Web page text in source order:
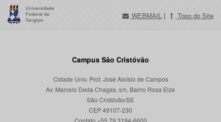
WEBMAIL | Topo do Site
Campus São Cristóvão
Cidade Univ. Prof. José Aloísio de Campos
Av. Marcelo Deda Chagas, s/n, Bairro Rosa Elze
São Cristóvão/SE
CEP 49107-230